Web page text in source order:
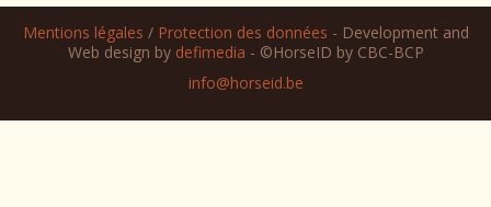
Mentions légales / Protection des données - Development and
Web design by defimedia - ©HorseID by CBC-BCP
info@horseid.be